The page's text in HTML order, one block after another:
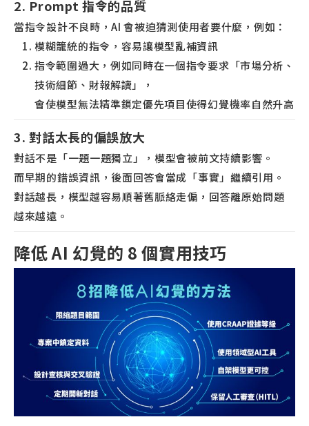
2. Prompt 指令的品質
當指令設計不良時，AI 會被迫猜測使用者要什麼，例如：
模糊籠統的指令，容易讓模型亂補資訊
指令範圍過大，例如同時在一個指令要求「市場分析、
技術細節、財報解讀」，
會使模型無法精準鎖定優先項目使得幻覺機率自然升高
3. 對話太長的偏誤放大
對話不是「一題一題獨立」，模型會被前文持續影響。
而早期的錯誤資訊，後面回答會當成「事實」繼續引用。
對話越長，模型越容易順著舊脈絡走偏，回答離原始問題
越來越遠。
降低 AI 幻覺的 8 個實用技巧